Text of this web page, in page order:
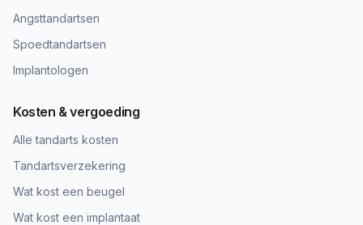
Angsttandartsen
Spoedtandartsen
Implantologen
Kosten & vergoeding
Alle tandarts kosten
Tandartsverzekering
Wat kost een beugel
Wat kost een implantaat